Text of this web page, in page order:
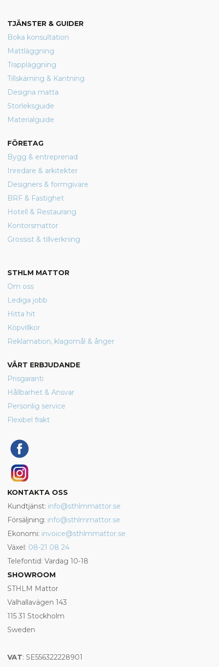
TJÄNSTER & GUIDER
Boka konsultation
Mattläggning
Trappläggning
Tillskärning & Kantning
Designa matta
Storleksguide
Materialguide
FÖRETAG
Bygg & entreprenad
Inredare & arkitekter
Designers & formgivare
BRF & Fastighet
Hotell & Restaurang
Kontorsmattor
Grossist & tillverkning
STHLM MATTOR
Om oss
Lediga jobb
Hitta hit
Köpvillkor
Reklamation, klagomål & ånger
VÅRT ERBJUDANDE
Prisgaranti
Hållbarhet & Ansvar
Personlig service
Flexibel frakt
KONTAKTA OSS
Kundtjänst: info@sthlmmattor.se
Försäljning: info@sthlmmattor.se
Ekonomi: invoice@sthlmmattor.se
Växel: 08-21 08 24
Telefontid: Vardag 10-18
SHOWROOM
STHLM Mattor
Valhallavägen 143
115 31 Stockholm
Sweden
VAT: SE556322228901